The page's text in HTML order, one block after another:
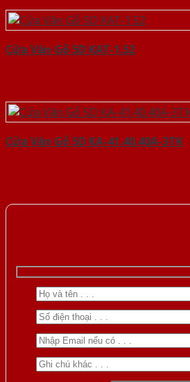
Cửa Vân Gỗ 5D KAT-1.52
Cửa Vân Gỗ 5D KA-41.40.40A-3TK